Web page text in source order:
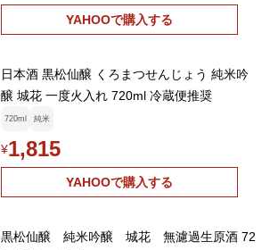
YAHOOで購入する
日本酒 黒松仙醸 くろまつせんじょう 純米吟
醸 城花 一度火入れ 720ml 冷蔵便推奨
720ml 純米
¥1,815
YAHOOで購入する
黒松仙醸 純米吟醸 城花 無濾過生原酒 72